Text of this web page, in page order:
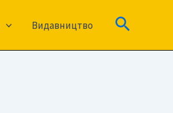
Видавництво Пошук